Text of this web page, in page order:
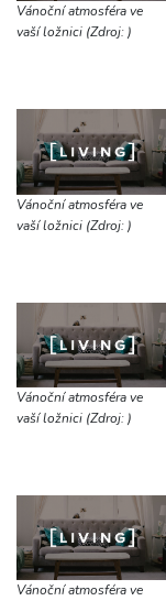
Vánoční atmosféra ve
vaší ložnici (Zdroj: )
Vánoční atmosféra ve
vaší ložnici (Zdroj: )
Vánoční atmosféra ve
vaší ložnici (Zdroj: )
Vánoční atmosféra ve